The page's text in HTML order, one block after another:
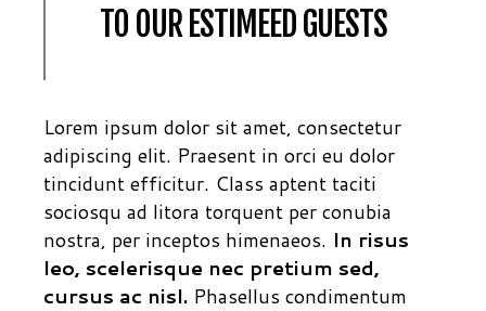
TO OUR ESTIMEED GUESTS
Lorem ipsum dolor sit amet, consectetur
adipiscing elit. Praesent in orci eu dolor
tincidunt efficitur. Class aptent taciti
sociosqu ad litora torquent per conubia
nostra, per inceptos himenaeos. In risus
leo, scelerisque nec pretium sed,
cursus ac nisl. Phasellus condimentum